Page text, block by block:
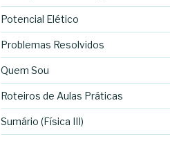
Potencial Elético
Problemas Resolvidos
Quem Sou
Roteiros de Aulas Práticas
Sumário (Física III)